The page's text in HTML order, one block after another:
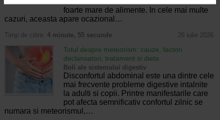
foarte mare de alimente. In cele mai multe
cazuri, aceasta apare ocazional…
Timp de citire: 4 minute, 55 secunde 26 iulie 2026
Totul despre meteorism: cauze, factori
declansatori, tratament si dieta
Boli ale sistemului digestiv
Disconfortul abdominal este una dintre cele
mai frecvente probleme digestive intalnite
la adulti si copii. Printre manifestarile care
pot afecta semnificativ confortul zilnic se
numara si meteorismul,…